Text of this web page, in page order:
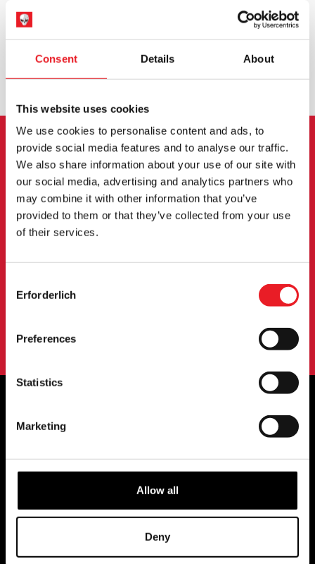
Consent Details About
This website uses cookies
We use cookies to personalise content and ads, to
provide social media features and to analyse our traffic.
We also share information about your use of our site with
our social media, advertising and analytics partners who
may combine it with other information that you’ve
provided to them or that they’ve collected from your use
of their services.
Selection
Erforderlich
Preferences
Statistics
Marketing
Allow all
Deny
GRÖSSTE AUSWAHL IN G
ROSSBRITANNIEN
ANMELDUNG ZUM
NEWSLETTER
Melden Sie sich an, um über neue Produkte,
Veranstaltungen und mehr informiert zu werden.
unseremDatenschutzbestimmungen
OFFIZIELLE UK & EUROPÄISCHE